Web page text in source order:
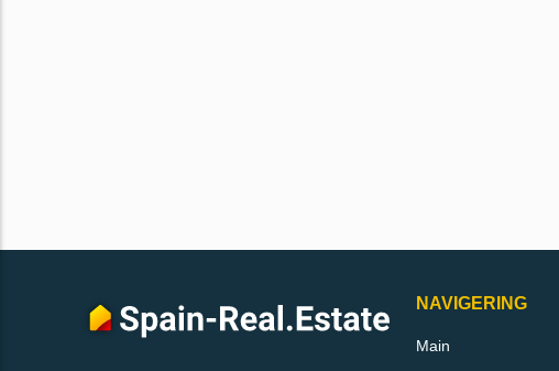
NAVIGERING
Main